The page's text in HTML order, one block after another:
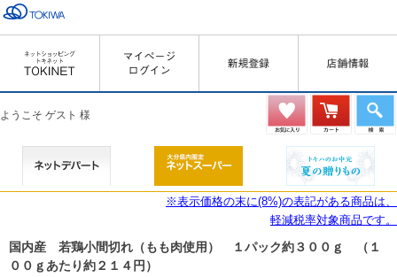
ようこそ ゲスト 様
※表示価格の末に(8%)の表記がある商品は、
軽減税率対象商品です。
国内産 若鶏小間切れ（もも肉使用） １パック約３００ｇ （１
００ｇあたり約２１４円）